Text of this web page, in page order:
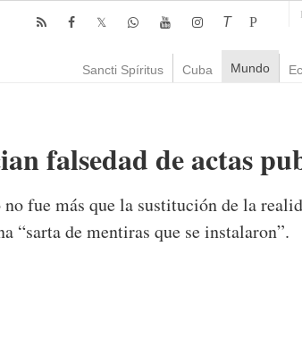
T P
Sancti Spíritus Cuba Mundo
falsedad de actas
fue más que la sustitución de la
“sarta de mentiras que se instalaron”.